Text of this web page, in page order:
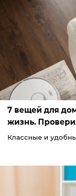
7 вещей для
жизнь.
Классные и